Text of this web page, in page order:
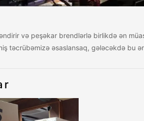
və peşəkar brendlərlə birlikdə ən
təcrübəmizə əsaslansaq, gələcəkdə bu